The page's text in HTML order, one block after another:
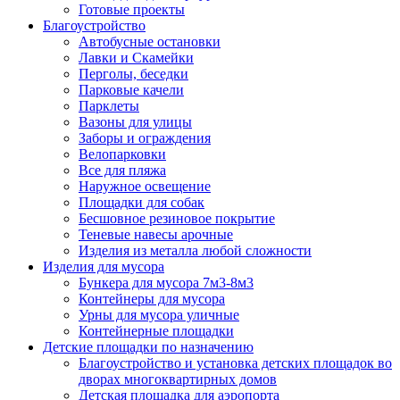
Готовые проекты
Благоустройство
Автобусные остановки
Лавки и Скамейки
Перголы, беседки
Парковые качели
Парклеты
Вазоны для улицы
Заборы и ограждения
Велопарковки
Все для пляжа
Наружное освещение
Площадки для собак
Бесшовное резиновое покрытие
Теневые навесы арочные
Изделия из металла любой сложности
Изделия для мусора
Бункера для мусора 7м3-8м3
Контейнеры для мусора
Урны для мусора уличные
Контейнерные площадки
Детские площадки по назначению
Благоустройство и установка детских площадок во
дворах многоквартирных домов
Детская площадка для аэропорта